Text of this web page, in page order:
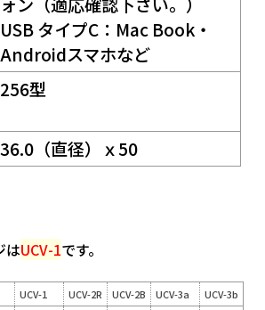
USB タイプC：Mac Book・
Androidスマホなど
256型
36.0（直径）ｘ50
はUCV-1です。
UCV-1 UCV-2R UCV-2B UCV-3a
UCV-3b